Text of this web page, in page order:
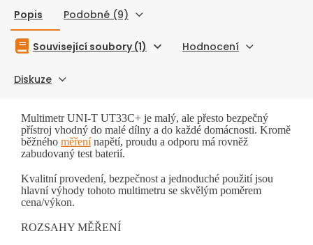
Popis Podobné (9)
Související soubory (1) Hodnocení
Diskuze
Multimetr UNI-T UT33C+ je malý, ale přesto bezpečný
přístroj vhodný do malé dílny a do každé domácnosti. Kromě
běžného měřenínapětí, proudu a odporu má rovněž
zabudovaný test baterií.
Kvalitní provedení, bezpečnost a jednoduché použití jsou
hlavní výhody tohoto multimetru se skvělým poměrem
cena/výkon.
ROZSAHY MĚŘENÍ